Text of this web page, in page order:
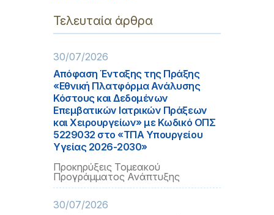
Τελευταία άρθρα
30/07/2026
Απόφαση Ένταξης της Πράξης
«Εθνική Πλατφόρμα Ανάλυσης
Κόστους και Δεδομένων
Επεμβατικών Ιατρικών Πράξεων
και Χειρουργείων» με Κωδικό ΟΠΣ
5229032 στο «ΤΠΑ Υπουργείου
Υγείας 2026-2030»
Προκηρύξεις Τομεακού
Προγράμματος Ανάπτυξης
30/07/2026